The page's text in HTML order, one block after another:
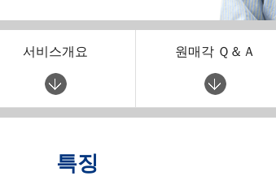
서비스개요 원매각 Ｑ＆Ａ
특징